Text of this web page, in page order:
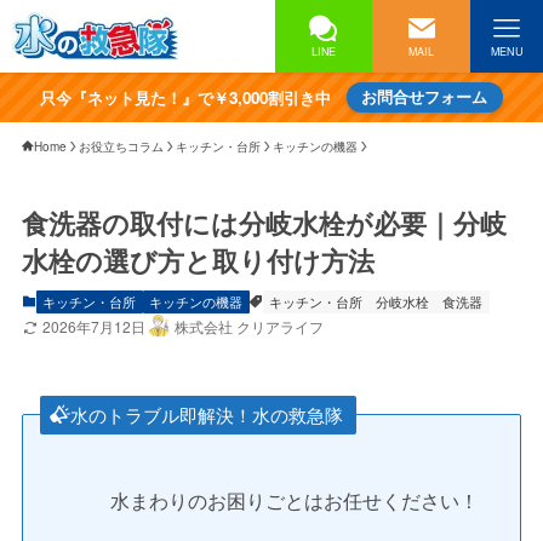
LINE MAIL MENU
只今『ネット見た！』で￥3,000割引き中 お問合せフォーム
Home お役立ちコラム キッチン・台所 キッチンの機器
食洗器の取付には分岐水栓が必要｜分岐
水栓の選び方と取り付け方法
キッチン・台所 キッチンの機器 キッチン・台所 分岐水栓 食洗器
2026年7月12日 株式会社 クリアライフ
水のトラブル即解決！水の救急隊
水まわりのお困りごとはお任せください！